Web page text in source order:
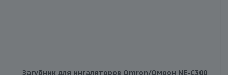
Загубник для ингаляторов Omron/Омрон NE-C300